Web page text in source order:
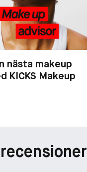
nästa makeup
KICKS Makeup